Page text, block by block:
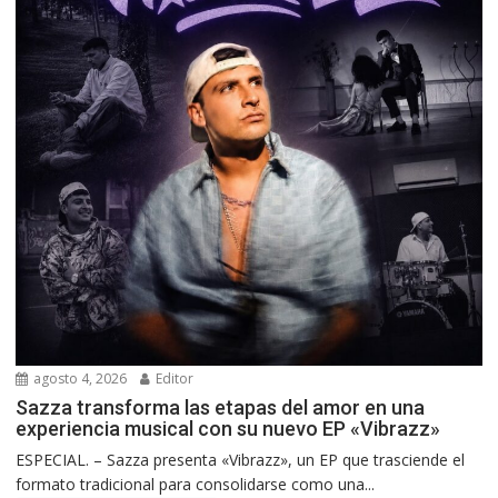
agosto 4, 2026 Editor
Sazza transforma las etapas del amor en una
experiencia musical con su nuevo EP «Vibrazz»
ESPECIAL. – Sazza presenta «Vibrazz», un EP que trasciende el
formato tradicional para consolidarse como una...